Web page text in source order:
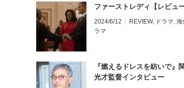
ファーストレディ【レビュー
2024/6/12 REVIEW, ドラマ, 海
ラマ
『燃えるドレスを紡いで』
光才監督インタビュー